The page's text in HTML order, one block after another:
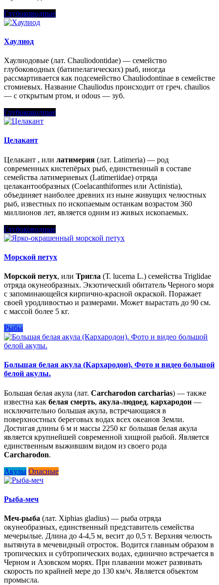
Глубоководные
Хаулиод
Хаулиодовые (лат. Chauliodontidae) — семейство
глубоководных (батипелагических) рыб, иногда
рассмартивается как подсемейство Chauliodontinae в семействе
стомиевых. Название Chauliodus происходит от греч. chaulios
— с открытым ртом, и odous — зуб.
Глубоководные
Целакант
Целакант , или латимерия (лат. Latimeria) — род
современных кистепёрых рыб, единственный в составе
семейства латимериевых (Latimeriidae) отряда
целакантообразных (Coelacanthiformes или Actinistia),
объединяет наиболее древних из ныне живущих челюстных
рыб, известных по ископаемым останкам возрастом 360
миллионов лет, является одним из живых ископаемых.
Глубоководные
Морской петух
Морской петух, или Тригла (Т. lucema L.) семейства Triglidae
отряда окунеобразных. Экзотический обитатель Черного моря
с запоминающейся кирпично-красной окраской. Поражает
своей уродливостью и размерами. Может вырастать до 90 см.
с массой более 5 кг.
Рыбы
Большая белая акула (Кархародон). Фото и видео большой
белой акулы.
Большая белая акула (лат. Carcharodon carcharias) — также
известна как белая смерть, акула-людоед, кархародон —
исключительно большая акула, встречающаяся в
поверхностных береговых водах всех океанов Земли.
Достигая длины 6 м и массы 2250 кг большая белая акула
является крупнейшей современной хищной рыбой. Является
единственным выжившим видом из своего рода
Carcharodon.
Акулы Опасные
Рыба-меч
Меч-рыба (лат. Xiphias gladius) — рыба отряда
окунеобразных, единственный представитель семейства
мечерылые. Длина до 4-4,5 м, весит до 0,5 т. Верхняя челюсть
вытянута в мечевидный отросток. Водится главным образом в
тропических и субтропических водах, единично встречается в
Черном и Азовском морях. При плавании может развивать
скорость по крайней мере до 130 км/ч. Является объектом
промысла.